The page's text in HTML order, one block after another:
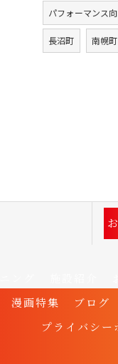
パフォーマンス
長沼町 南幌町
漫画特集 ブログ
プライバシー